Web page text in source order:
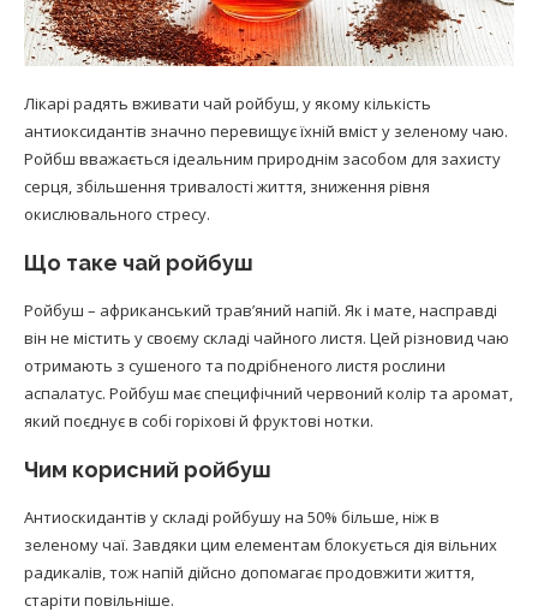
Лікарі радять вживати чай ройбуш, у якому кількість
антиоксидантів значно перевищує їхній вміст у зеленому чаю.
Ройбш вважається ідеальним природнім засобом для захисту
серця, збільшення тривалості життя, зниження рівня
окислювального стресу.
Що таке чай ройбуш
Ройбуш – африканський трав’яний напій. Як і мате, насправді
він не містить у своєму складі чайного листя. Цей різновид чаю
отримають з сушеного та подрібненого листя рослини
аспалатус. Ройбуш має специфічний червоний колір та аромат,
який поєднує в собі горіхові й фруктові нотки.
Чим корисний ройбуш
Антиоскидантів у складі ройбушу на 50% більше, ніж в
зеленому чаї. Завдяки цим елементам блокується дія вільних
радикалів, тож напій дійсно допомагає продовжити життя,
старіти повільніше.